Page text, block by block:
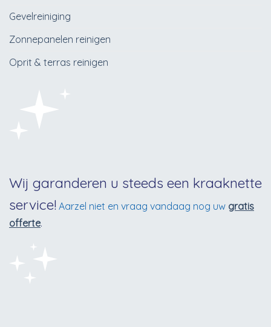
Gevelreiniging
Zonnepanelen reinigen
Oprit & terras reinigen
Wij garanderen u steeds een kraaknette
service! Aarzel niet en vraag vandaag nog uw gratis
offerte.